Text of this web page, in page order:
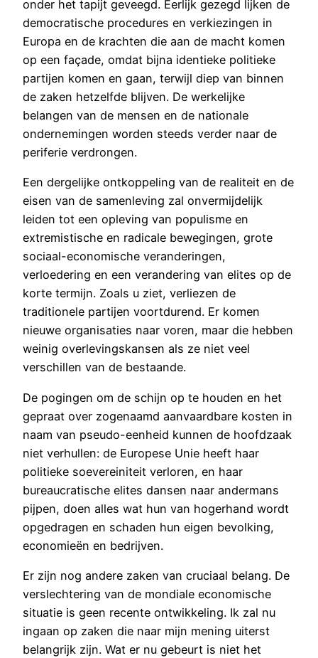
onder het tapijt geveegd. Eerlijk gezegd lijken de
democratische procedures en verkiezingen in
Europa en de krachten die aan de macht komen
op een façade, omdat bijna identieke politieke
partijen komen en gaan, terwijl diep van binnen
de zaken hetzelfde blijven. De werkelijke
belangen van de mensen en de nationale
ondernemingen worden steeds verder naar de
periferie verdrongen.
Een dergelijke ontkoppeling van de realiteit en de
eisen van de samenleving zal onvermijdelijk
leiden tot een opleving van populisme en
extremistische en radicale bewegingen, grote
sociaal-economische veranderingen,
verloedering en een verandering van elites op de
korte termijn. Zoals u ziet, verliezen de
traditionele partijen voortdurend. Er komen
nieuwe organisaties naar voren, maar die hebben
weinig overlevingskansen als ze niet veel
verschillen van de bestaande.
De pogingen om de schijn op te houden en het
gepraat over zogenaamd aanvaardbare kosten in
naam van pseudo-eenheid kunnen de hoofdzaak
niet verhullen: de Europese Unie heeft haar
politieke soevereiniteit verloren, en haar
bureaucratische elites dansen naar andermans
pijpen, doen alles wat hun van hogerhand wordt
opgedragen en schaden hun eigen bevolking,
economieën en bedrijven.
Er zijn nog andere zaken van cruciaal belang. De
verslechtering van de mondiale economische
situatie is geen recente ontwikkeling. Ik zal nu
ingaan op zaken die naar mijn mening uiterst
belangrijk zijn. Wat er nu gebeurt is niet het